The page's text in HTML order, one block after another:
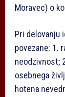
Moravec) o
Pri delovanju
povezane: 1.
neodzivnost;
osebnega
hotena